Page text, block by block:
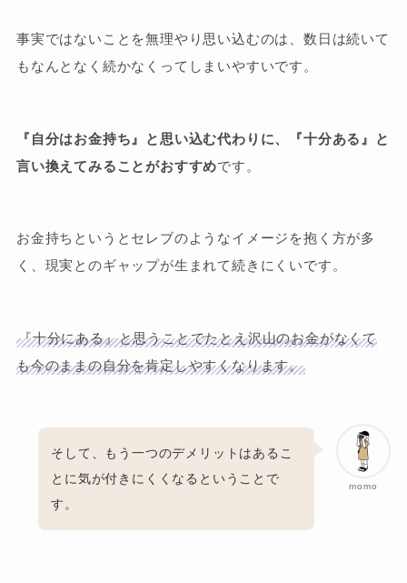
事実ではないことを無理やり思い込むのは、数日は続いて
もなんとなく続かなくってしまいやすいです。
『自分はお金持ち』と思い込む代わりに、『十分ある』と
言い換えてみることがおすすめです。
お金持ちというとセレブのようなイメージを抱く方が多
く、現実とのギャップが生まれて続きにくいです。
『十分にある』と思うことでたとえ沢山のお金がなくて
も今のままの自分を肯定しやすくなります。
momo
そして、もう一つのデメリットはあるこ
とに気が付きにくくなるということで
す。